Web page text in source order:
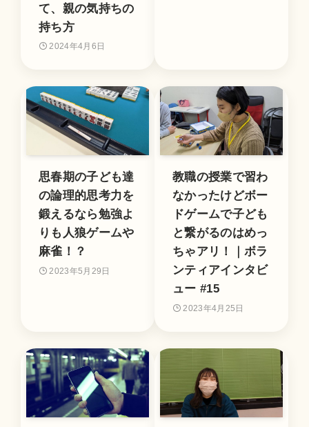
て、親の気持ちの
持ち方
2024年4月6日
思春期の子ども達
の論理的思考力を
鍛えるなら勉強よ
りも人狼ゲームや
麻雀！？
2023年5月29日
教職の授業で習わ
なかったけどボー
ドゲームで子ども
と繋がるのはめっ
ちゃアリ！｜ボラ
ンティアインタビ
ュー #15
2023年4月25日